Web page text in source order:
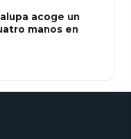
acoge un
manos en